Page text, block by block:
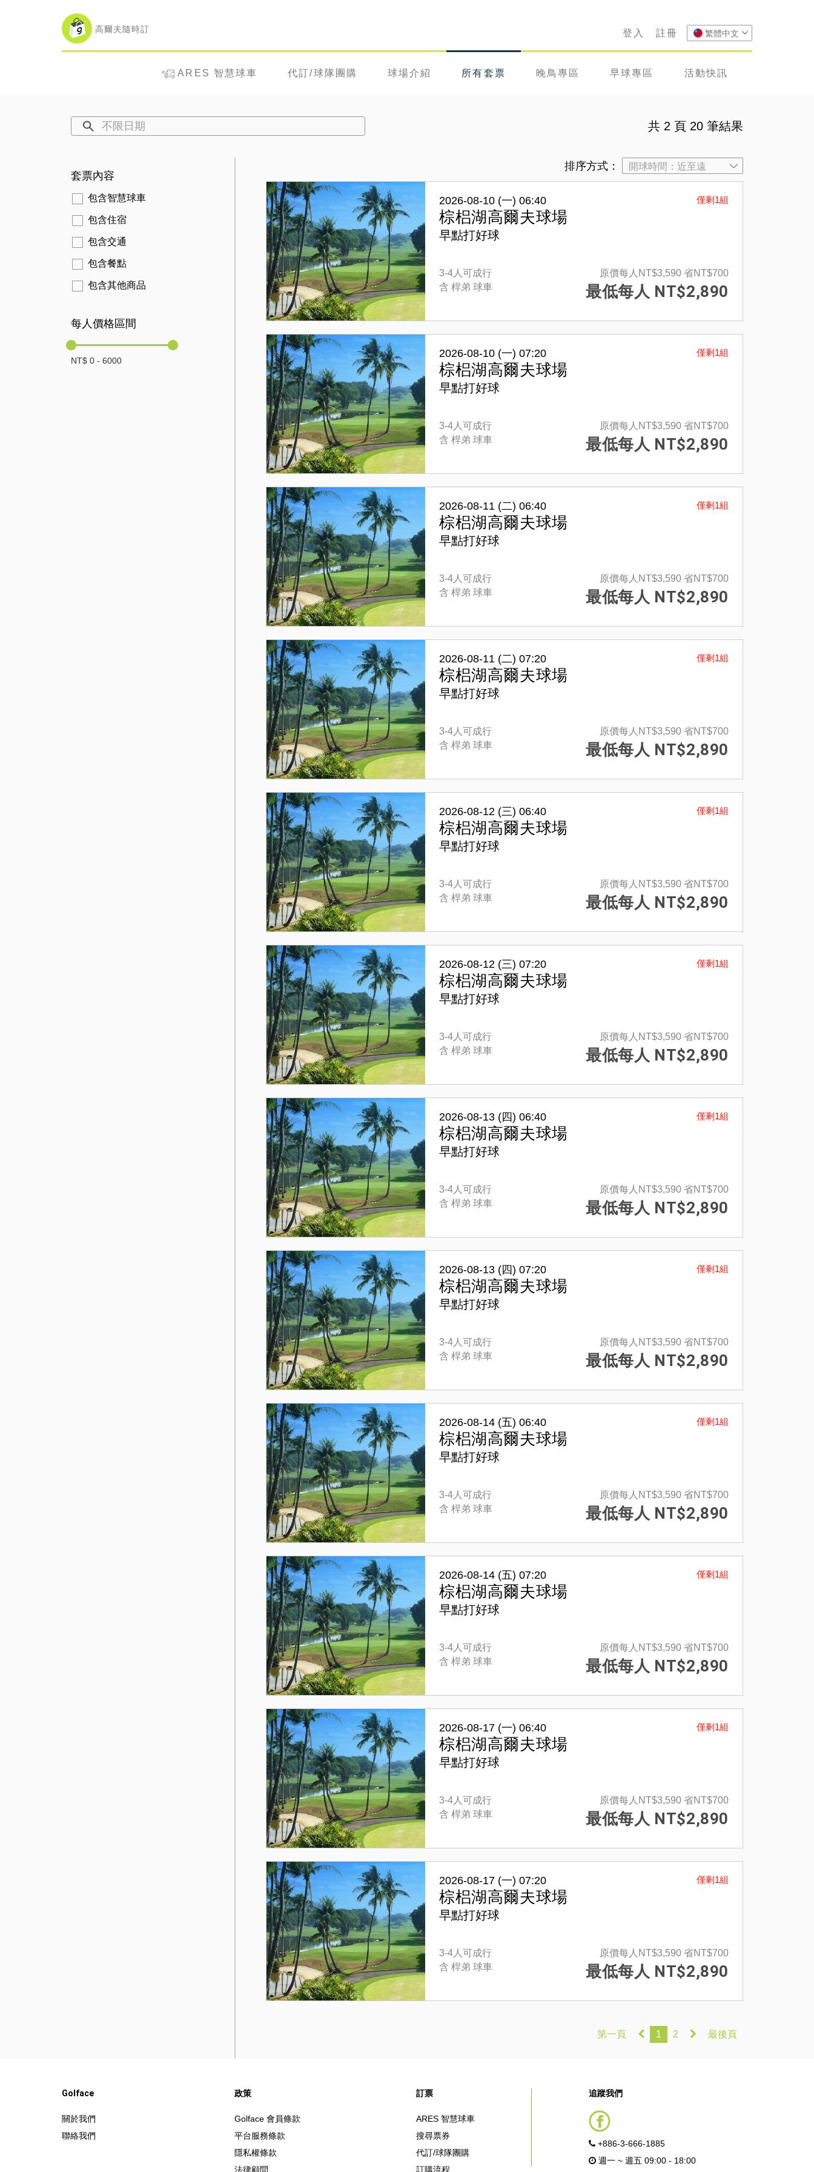
登入 註冊 繁體中文
高爾夫隨時訂
ARES 智慧球車 代訂/球隊團購 球場介紹 所有套票 晚鳥專區 早球專區 活動快訊
不限日期 共 2 頁 20 筆結果
套票內容
包含智慧球車
包含住宿
包含交通
包含餐點
包含其他商品
每人價格區間
NT$ 0 - 6000
排序方式：
僅剩1組
2026-08-10 (一) 06:40
棕梠湖高爾夫球場
早點打好球
3-4人可成行
含 桿弟 球車
原價每人NT$3,590 省NT$700
最低每人 NT$2,890
僅剩1組
2026-08-10 (一) 07:20
棕梠湖高爾夫球場
早點打好球
3-4人可成行
含 桿弟 球車
原價每人NT$3,590 省NT$700
最低每人 NT$2,890
僅剩1組
2026-08-11 (二) 06:40
棕梠湖高爾夫球場
早點打好球
3-4人可成行
含 桿弟 球車
原價每人NT$3,590 省NT$700
最低每人 NT$2,890
僅剩1組
2026-08-11 (二) 07:20
棕梠湖高爾夫球場
早點打好球
3-4人可成行
含 桿弟 球車
原價每人NT$3,590 省NT$700
最低每人 NT$2,890
僅剩1組
2026-08-12 (三) 06:40
棕梠湖高爾夫球場
早點打好球
3-4人可成行
含 桿弟 球車
原價每人NT$3,590 省NT$700
最低每人 NT$2,890
僅剩1組
2026-08-12 (三) 07:20
棕梠湖高爾夫球場
早點打好球
3-4人可成行
含 桿弟 球車
原價每人NT$3,590 省NT$700
最低每人 NT$2,890
僅剩1組
2026-08-13 (四) 06:40
棕梠湖高爾夫球場
早點打好球
3-4人可成行
含 桿弟 球車
原價每人NT$3,590 省NT$700
最低每人 NT$2,890
僅剩1組
2026-08-13 (四) 07:20
棕梠湖高爾夫球場
早點打好球
3-4人可成行
含 桿弟 球車
原價每人NT$3,590 省NT$700
最低每人 NT$2,890
僅剩1組
2026-08-14 (五) 06:40
棕梠湖高爾夫球場
早點打好球
3-4人可成行
含 桿弟 球車
原價每人NT$3,590 省NT$700
最低每人 NT$2,890
僅剩1組
2026-08-14 (五) 07:20
棕梠湖高爾夫球場
早點打好球
3-4人可成行
含 桿弟 球車
原價每人NT$3,590 省NT$700
最低每人 NT$2,890
僅剩1組
2026-08-17 (一) 06:40
棕梠湖高爾夫球場
早點打好球
3-4人可成行
含 桿弟 球車
原價每人NT$3,590 省NT$700
最低每人 NT$2,890
僅剩1組
2026-08-17 (一) 07:20
棕梠湖高爾夫球場
早點打好球
3-4人可成行
含 桿弟 球車
原價每人NT$3,590 省NT$700
最低每人 NT$2,890
第一頁 1 2 最後頁
Golface
關於我們
聯絡我們
政策
Golface 會員條款
平台服務條款
隱私權條款
法律顧問
訂票
ARES 智慧球車
搜尋票券
代訂/球隊團購
訂購流程
追蹤我們
+886-3-666-1885
週一 ~ 週五 09:00 - 18:00